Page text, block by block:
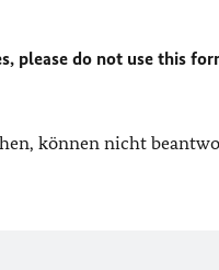
please do not use this
können nicht